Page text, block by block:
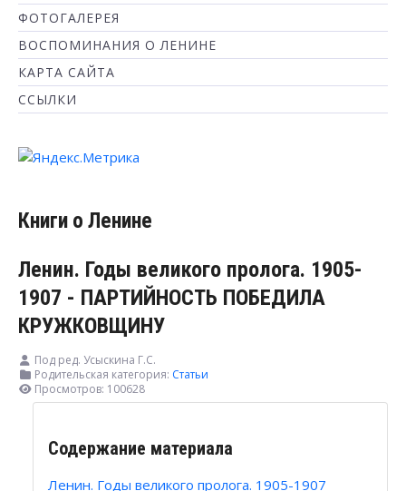
ФОТОГАЛЕРЕЯ
ВОСПОМИНАНИЯ О ЛЕНИНЕ
КАРТА САЙТА
ССЫЛКИ
Книги о Ленине
Ленин. Годы великого пролога. 1905-
1907 - ПАРТИЙНОСТЬ ПОБЕДИЛА
КРУЖКОВЩИНУ
Под ред. Усыскина Г.С.
Родительская категория: Статьи
Просмотров: 100628
Содержание материала
Ленин. Годы великого пролога. 1905-1907